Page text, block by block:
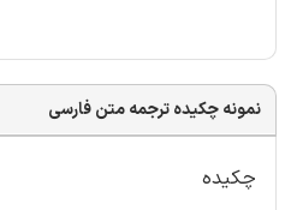
نمونه چکیده ترجمه متن فارسی
چکیده